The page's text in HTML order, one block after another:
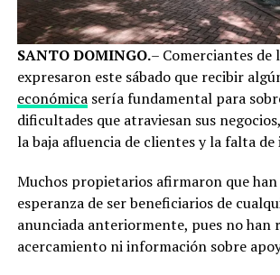
SANTO DOMINGO.– Comerciantes de
expresaron este sábado que recibir
económicasería fundamental para
dificultades que atraviesan sus
la baja afluencia de clientes y la falta de
Muchos propietarios afirmaron que
esperanza de ser beneficiarios de
anunciada anteriormente, pues no han
acercamiento ni información sobre